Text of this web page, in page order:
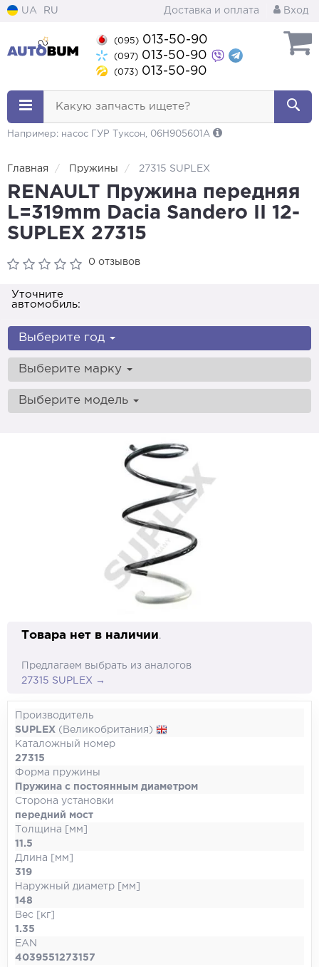
UA RU Доставка и оплата Вход
(095) 013-50-90
(097) 013-50-90
(073) 013-50-90
Какую запчасть ищете?
Например: насос ГУР Туксон, 06H905601A
Главная Пружины 27315 SUPLEX
RENAULT Пружина передняя
L=319mm Dacia Sandero II 12-
SUPLEX 27315
0 отзывов
Уточните
автомобиль:
Выберите год
Выберите марку
Выберите модель
Товара нет в наличии.
Предлагаем выбрать из аналогов
27315 SUPLEX →
Производитель
SUPLEX (Великобритания)
Каталожный номер
27315
Форма пружины
Пружина с постоянным диаметром
Сторона установки
передний мост
Толщина [мм]
11.5
Длина [мм]
319
Наружный диаметр [мм]
148
Вес [кг]
1.35
EAN
4039551273157